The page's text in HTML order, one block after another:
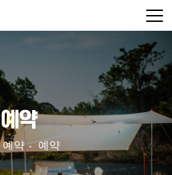
예약
예약 예약